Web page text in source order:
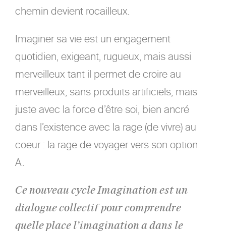
chemin devient rocailleux.
Imaginer sa vie est un engagement
quotidien, exigeant, rugueux, mais aussi
merveilleux tant il permet de croire au
merveilleux, sans produits artificiels, mais
juste avec la force d’être soi, bien ancré
dans l’existence avec la rage (de vivre) au
coeur : la rage de voyager vers son option
A.
Ce nouveau cycle Imagination est un
dialogue collectif pour comprendre
quelle place l’imagination a dans le